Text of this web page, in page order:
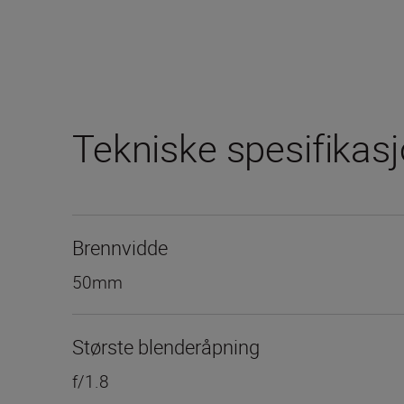
Tekniske
Brennvidde
50mm
Største blenderåpning
f/1.8